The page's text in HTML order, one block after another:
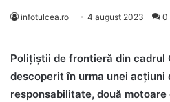
infotulcea.ro 4 august 2023 0
Poliţiştii de frontieră din cadrul
descoperit în urma unei acțiuni
responsabilitate, două